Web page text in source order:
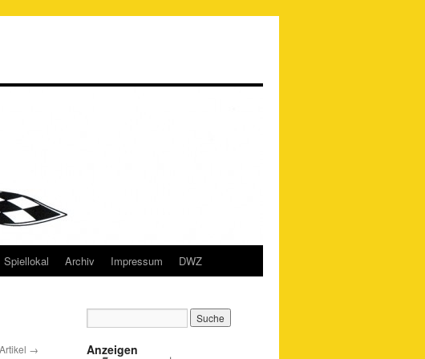
Spiellokal Archiv Impressum DWZ
→ Anzeigen